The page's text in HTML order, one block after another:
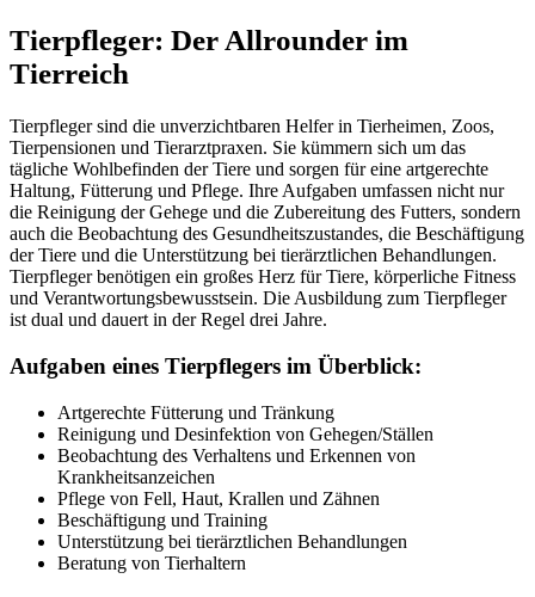
Tierpfleger: Der Allrounder im
Tierreich
Tierpfleger sind die unverzichtbaren Helfer in Tierheimen, Zoos,
Tierpensionen und Tierarztpraxen. Sie kümmern sich um das
tägliche Wohlbefinden der Tiere und sorgen für eine artgerechte
Haltung, Fütterung und Pflege. Ihre Aufgaben umfassen nicht nur
die Reinigung der Gehege und die Zubereitung des Futters, sondern
auch die Beobachtung des Gesundheitszustandes, die Beschäftigung
der Tiere und die Unterstützung bei tierärztlichen Behandlungen.
Tierpfleger benötigen ein großes Herz für Tiere, körperliche Fitness
und Verantwortungsbewusstsein. Die Ausbildung zum Tierpfleger
ist dual und dauert in der Regel drei Jahre.
Aufgaben eines Tierpflegers im Überblick:
Artgerechte Fütterung und Tränkung
Reinigung und Desinfektion von Gehegen/Ställen
Beobachtung des Verhaltens und Erkennen von
Krankheitsanzeichen
Pflege von Fell, Haut, Krallen und Zähnen
Beschäftigung und Training
Unterstützung bei tierärztlichen Behandlungen
Beratung von Tierhaltern